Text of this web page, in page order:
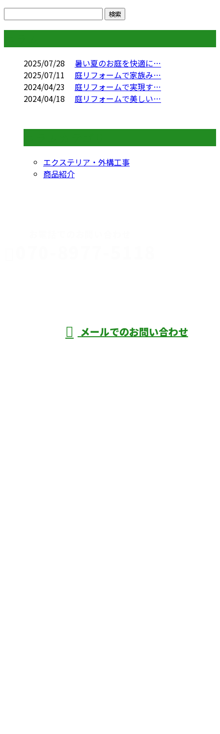
2025/07/28
暑い夏のお庭を快適に…
2025/07/11
庭リフォームで家族み…
2024/04/23
庭リフォームで実現す…
2024/04/18
庭リフォームで美しい…
エクステリア・外構工事
商品紹介
メールでのお問い合わせ